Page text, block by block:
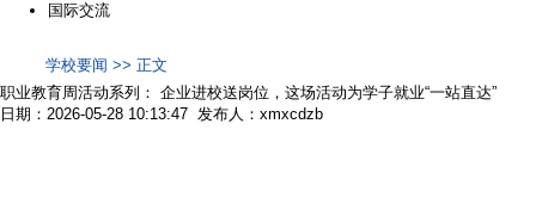
国际交流
学校要闻 >> 正文
职业教育周活动系列： 企业进校送岗位，这场活动为学子就业“一站直达”
日期：2026-05-28 10:13:47 发布人：xmxcdzb